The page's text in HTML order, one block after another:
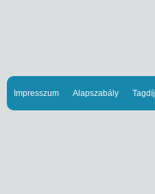
Impresszum Alapszabály Tagdíj